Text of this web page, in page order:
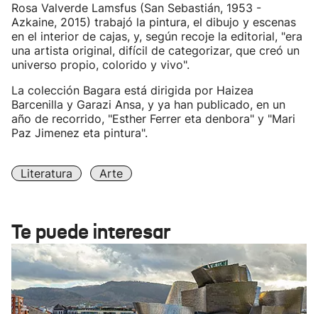
Rosa Valverde Lamsfus (San Sebastián, 1953 -
Azkaine, 2015) trabajó la pintura, el dibujo y escenas
en el interior de cajas, y, según recoje la editorial, "era
una artista original, difícil de categorizar, que creó un
universo propio, colorido y vivo".
La colección Bagara está dirigida por Haizea
Barcenilla y Garazi Ansa, y ya han publicado, en un
año de recorrido, "Esther Ferrer eta denbora" y "Mari
Paz Jimenez eta pintura".
Literatura Arte
Te puede interesar